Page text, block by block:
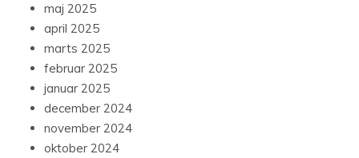
maj 2025
april 2025
marts 2025
februar 2025
januar 2025
december 2024
november 2024
oktober 2024